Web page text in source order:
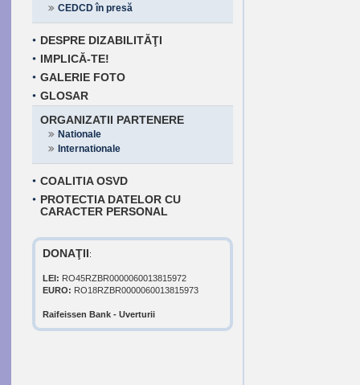
CEDCD în presă
DESPRE DIZABILITĂŢI
IMPLICĂ-TE!
GALERIE FOTO
GLOSAR
ORGANIZATII PARTENERE
Nationale
Internationale
COALITIA OSVD
PROTECTIA DATELOR CU
CARACTER PERSONAL
DONAŢII:
LEI: RO45RZBR0000060013815972
EURO: RO18RZBR0000060013815973
Raifeissen Bank - Uverturii